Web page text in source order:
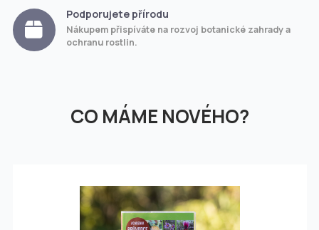
Podporujete přírodu
Nákupem přispíváte na rozvoj botanické zahrady a
ochranu rostlin.
CO MÁME NOVÉHO?